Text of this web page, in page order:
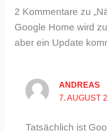
2 Kommentare zu
Google Home wird
aber ein Update
ANDREAS
7. AUGUST
Tatsächlich ist